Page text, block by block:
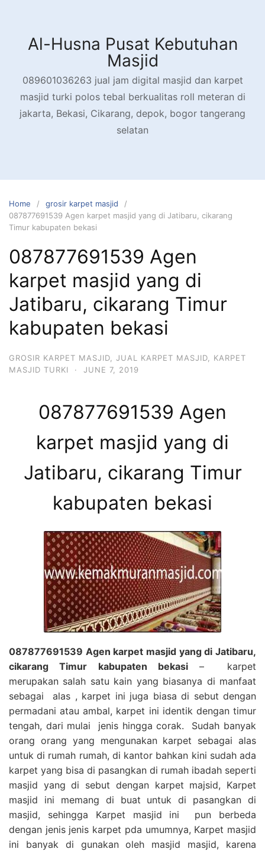
contentAl-Husna Pusat Kebutuhan
Masjid
089601036263 jual jam digital masjid dan karpet
masjid turki polos tebal berkualitas roll meteran di
jakarta, Bekasi, Cikarang, depok, bogor tangerang
selatan
Home
grosir karpet masjid
087877691539 Agen karpet masjid yang di Jatibaru, cikarang
Timur kabupaten bekasi
087877691539 Agen
karpet masjid yang di
Jatibaru, cikarang Timur
kabupaten bekasi
GROSIR KARPET MASJID JUAL KARPET MASJID
KARPET
MASJID TURKI
· JUNE 7, 2019
087877691539 Agen
karpet masjid yang di
Jatibaru, cikarang Timur
kabupaten bekasi
087877691539 Agen karpet masjid yang di Jatibaru,
cikarang Timur kabupaten bekasi – karpet
merupakan salah satu kain yang biasanya di manfaat
sebagai alas , karpet ini juga biasa di sebut dengan
permadani atau ambal, karpet ini identik dengan timur
tengah, dari mulai jenis hingga corak. Sudah banyak
orang orang yang mengunakan karpet sebagai alas
untuk di rumah rumah, di kantor bahkan kini sudah ada
karpet yang bisa di pasangkan di rumah ibadah seperti
masjid yang di sebut dengan karpet majsid, Karpet
masjid ini memang di buat untuk di pasangkan di
masjid, sehingga Karpet masjid ini pun berbeda
dengan jenis jenis karpet pda umumnya, Karpet masjid
ini banyak di gunakan oleh masjid masjid, karena